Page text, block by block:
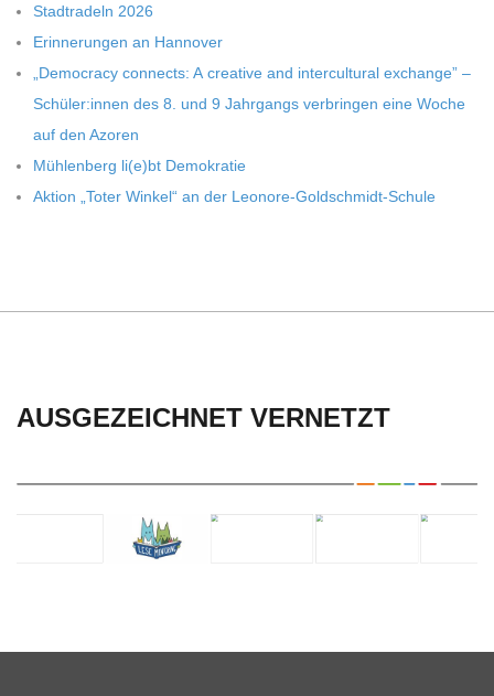
Stadt­ra­deln 2026
Erin­ne­run­gen an Hannover
„Demo­cracy con­nects: A crea­tive and inter­cul­tu­ral exch­ange” –
Schüler:innen des 8. und 9 Jahr­gangs ver­brin­gen eine Woche
auf den Azoren
Müh­len­berg li(e)bt Demokratie
Aktion „Toter Win­kel“ an der Leonore-Goldschmidt-Schule
AUSGEZEICHNET VERNETZT